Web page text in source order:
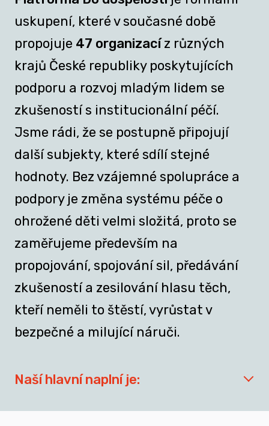
uskupení, které v současné době
propojuje 47 organizacíz různých
krajů České republiky poskytujících
podporu a rozvoj mladým lidem se
zkušeností s institucionální péčí.
Jsme rádi, že se postupně připojují
další subjekty, které sdílí stejné
hodnoty. Bez vzájemné spolupráce a
podpory je změna systému péče o
ohrožené děti velmi složitá, proto se
zaměřujeme především na
propojování, spojování sil, předávání
zkušeností a zesilování hlasu těch,
kteří neměli to štěstí, vyrůstat v
bezpečné a milující náruči.
Naší hlavní naplní je: